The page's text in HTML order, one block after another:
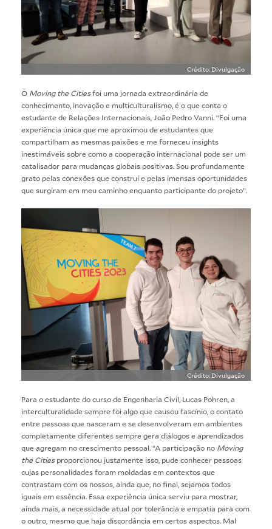
Crédito: Divulgação
O Moving the Citiesfoi uma jornada extraordinária de
conhecimento, inovação e multiculturalismo, é o que conta o
estudante de Relações Internacionais, João Pedro Vanni. “Foi uma
experiência única que me aproximou de estudantes que
compartilham as mesmas paixões e me forneceu insights
inestimáveis sobre como a cooperação internacional pode ser um
catalisador para mudanças globais positivas. Sou profundamente
grato pelas conexões que construí e pelas imensas oportunidades
que surgiram em meu caminho enquanto participante do projeto”.
Crédito: Divulgação
Para o estudante do curso de Engenharia Civil, Lucas Pohren, a
interculturalidade sempre foi algo que causou fascínio, o contato
entre pessoas que nasceram e se desenvolveram em ambientes
completamente diferentes sempre gera diálogos e aprendizados
que agregam no crescimento pessoal. “A participação no Moving
the Citiesproporcionou justamente isso, pude conhecer pessoas
cujas personalidades foram moldadas em contextos que
contrastam com os nossos, ainda que, no final, sejamos todos
iguais em essência. Essa experiência única serviu para mostrar,
ainda mais, a necessidade atual por tolerância e empatia para com
o outro, mesmo que haja discordância em certos aspectos. Mal